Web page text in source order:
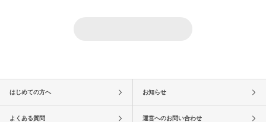
はじめての方へ お知らせ
よくある質問 運営へのお問い合わせ